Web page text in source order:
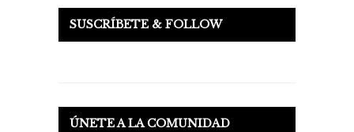
SUSCRÍBETE & FOLLOW
ÚNETE A LA COMUNIDAD